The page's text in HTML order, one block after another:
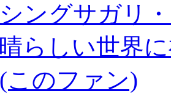
ングサガリ
らしい世界
このファン)